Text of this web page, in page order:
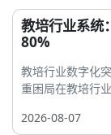
教培行业系统
80%
教培行业数字化
重困局在教培行
2026-08-07